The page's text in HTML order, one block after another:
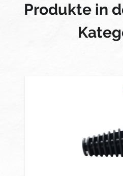
Produkte in